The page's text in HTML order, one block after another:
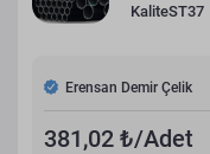
KaliteST37
Erensan Demir Çelik
381,02 ₺/Adet